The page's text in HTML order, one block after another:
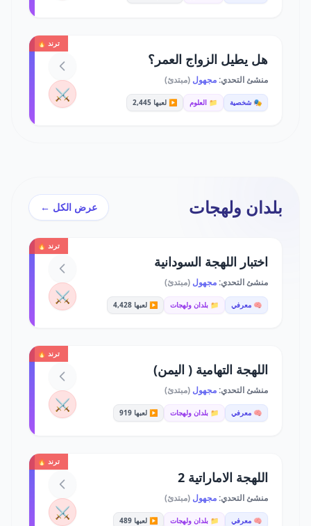
ترند 🔥
هل يطيل الزواج العمر؟
منشئ التحدي:مجهول (مبتدئ)
🎭 شخصية 📁 العلوم ▶️ لعبها 2,445 ⚔️
بلدان ولهجات عرض الكل ←
ترند 🔥
اختبار اللهجة السودانية
منشئ التحدي:مجهول (مبتدئ)
🧠 معرفي 📁 بلدان ولهجات ▶️ لعبها 4,428 ⚔️
ترند 🔥
اللهجة التهامية ( اليمن)
منشئ التحدي:مجهول (مبتدئ)
🧠 معرفي 📁 بلدان ولهجات ▶️ لعبها 919 ⚔️
ترند 🔥
اللهجة الاماراتية 2
منشئ التحدي:مجهول (مبتدئ)
🧠 معرفي 📁 بلدان ولهجات ▶️ لعبها 489 ⚔️